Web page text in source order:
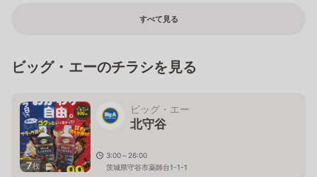
すべて見る
ビッグ・エーのチラシを見る
7枚
ビッグ・エー
北守谷
3:00～26:00
茨城県守谷市薬師台1-1-1